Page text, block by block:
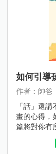
如何引導
作者：帥爸
「話」還
畫的心得，
篇將對你有